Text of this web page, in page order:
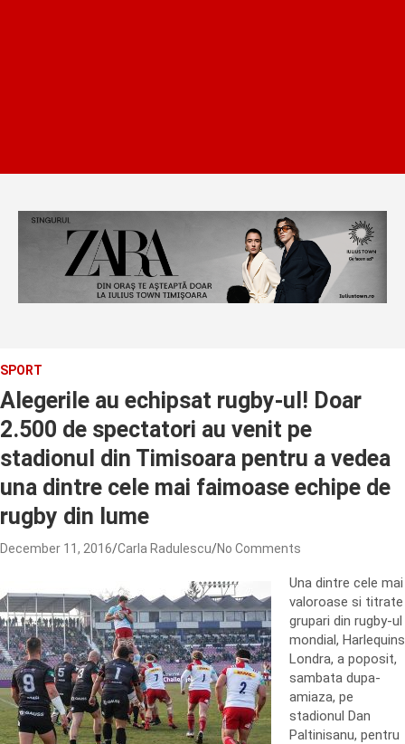
SPORT
Alegerile au echipsat rugby-ul! Doar
2.500 de spectatori au venit pe
stadionul din Timisoara pentru a vedea
una dintre cele mai faimoase echipe de
rugby din lume
December 11, 2016 Carla Radulescu No Comments
Una dintre cele mai
valoroase si titrate
grupari din rugby-ul
mondial, Harlequins
Londra, a poposit,
sambata dupa-
amiaza, pe
stadionul Dan
Paltinisanu, pentru